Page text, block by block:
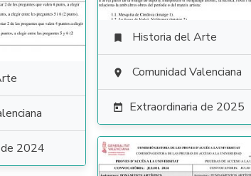
 Historia del Arte
 Comunidad Valenciana
 Extraordinaria de 2025
de 2024